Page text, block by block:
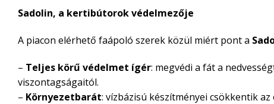
Sadolin, a kertibútorok védelmezője
A piacon elérhető faápoló szerek közül miért pont a
– Teljes körű védelmet ígér: megvédi a fát a
viszontagságaitól.
– Környezetbarát: vízbázisú készítményei csökkentik